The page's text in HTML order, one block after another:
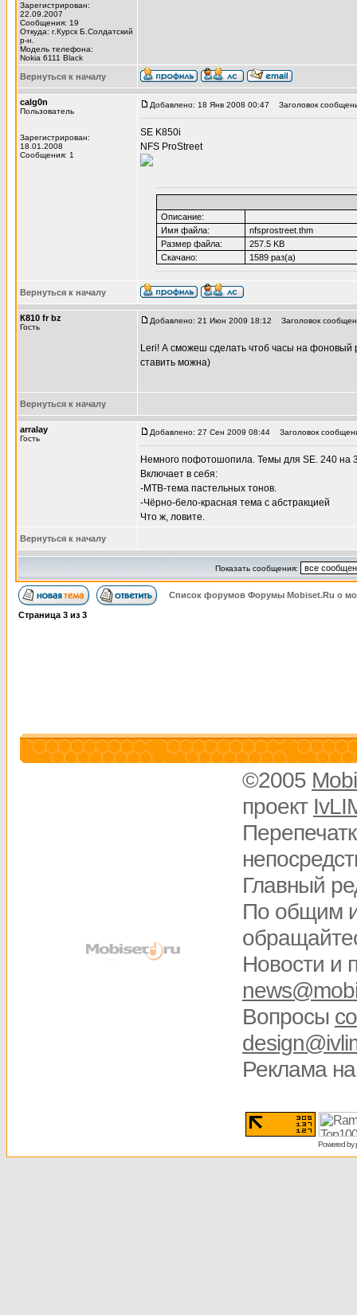
Зарегистрирован:
22.09.2007
Сообщения: 19
Откуда: г.Курск Б.Солдатский
р-н.
Модель телефона:
Nokia 6111 Black
Вернуться к началу
calg0n
Пользователь
Зарегистрирован:
18.01.2008
Сообщения: 1
Добавлено: 18 Янв 2008 00:47 Заголовок
SE K850i
NFS ProStreet
Описание:
Имя файла:
nfsprostreet.thm
Размер файла:
257.5 KB
Скачано:
1589 раз(а)
Вернуться к началу
К810 fr bz
Гость
Добавлено: 21 Июн 2009 18:12 Заголовок
Leri! А сможеш сделать чтоб часы на фоновый
ставить можна)
Вернуться к началу
arralay
Гость
Добавлено: 27 Сен 2009 08:44 Заголовок
Немного пофотошопила. Темы для SE. 240 на
Включает в себя:
-МТВ-тема пастельных тонов.
-Чёрно-бело-красная тема с абстракцией
Что ж, ловите.
Вернуться к началу
Показать сообщения:
Список форумов Форумы Mobiset.Ru о
Страница 3 из 3
©2005
проект
Главный
По общим
Новости и
Вопросы
Реклама
Powered by